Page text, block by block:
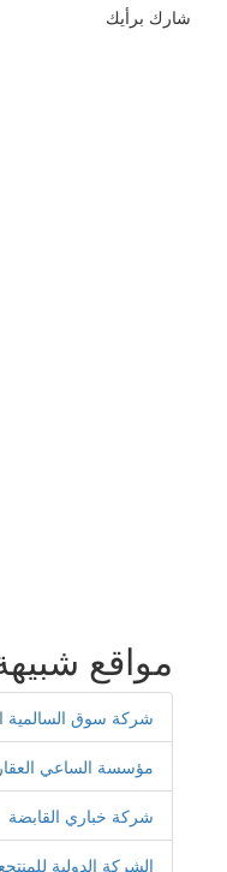
شارك برأيك
مواقع
شركة سوق السالمية
مؤسسة الساعي
شركة خباري القابضة
الشركة الدولية